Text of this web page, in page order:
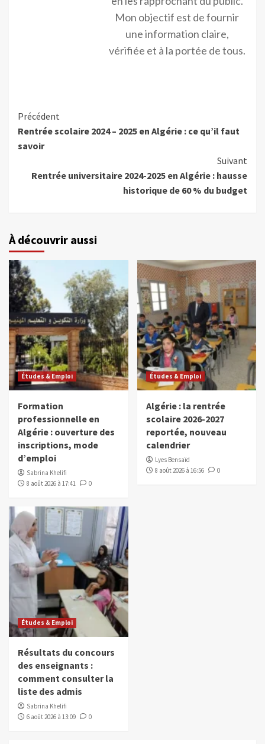
Mon objectif est de fournir
une information claire,
vérifiée et à la portée de tous.
Précédent
Rentrée scolaire 2024 – 2025 en Algérie : ce qu’il faut
savoir
Suivant
Rentrée universitaire 2024-2025 en Algérie : hausse
historique de 60 % du budget
À découvrir aussi
Études & Emploi
Formation
professionnelle en
Algérie : ouverture des
inscriptions, mode
d’emploi
Sabrina Khelifi
8 août 2026 à 17:41
0
Études & Emploi
Algérie : la rentrée
scolaire 2026-2027
reportée, nouveau
calendrier
Lyes Bensaïd
8 août 2026 à 16:56
0
Études & Emploi
Résultats du concours
des enseignants :
comment consulter la
liste des admis
Sabrina Khelifi
6 août 2026 à 13:09
0